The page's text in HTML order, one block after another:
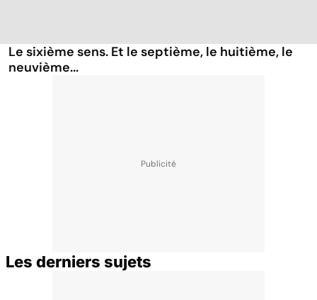
Le sixième sens. Et le septième, le huitième, le
neuvième...
Les derniers sujets